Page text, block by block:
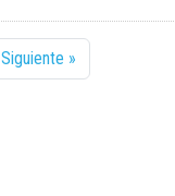
Siguiente »